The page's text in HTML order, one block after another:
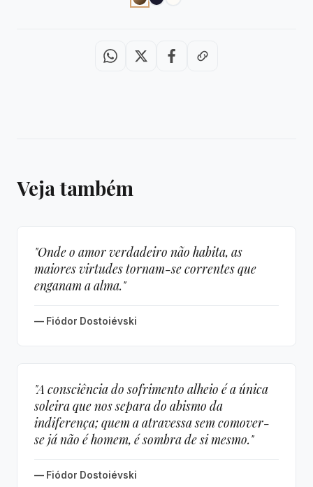
Veja também
"Onde o amor verdadeiro não habita, as
maiores virtudes tornam-se correntes que
enganam a alma."
— Fiódor Dostoiévski
"A consciência do sofrimento alheio é a única
soleira que nos separa do abismo da
indiferença; quem a atravessa sem comover-
se já não é homem, é sombra de si mesmo."
— Fiódor Dostoiévski